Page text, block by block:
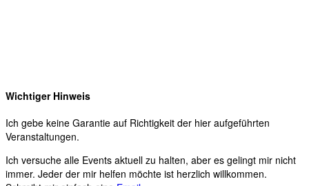
Wichtiger Hinweis
Ich gebe keine Garantie auf Richtigkeit der hier aufgeführten
Veranstaltungen.
Ich versuche alle Events aktuell zu halten, aber es gelingt mir nicht
immer. Jeder der mir helfen möchte ist herzlich willkommen.